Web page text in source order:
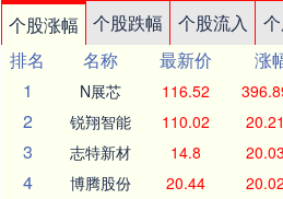
个股涨幅 个股跌幅 个股流入
排名
名称 最新价 涨
1
N展芯 116.52
2 锐翔智能 110.02
3 志特新材 14.8
4 博腾股份 20.44